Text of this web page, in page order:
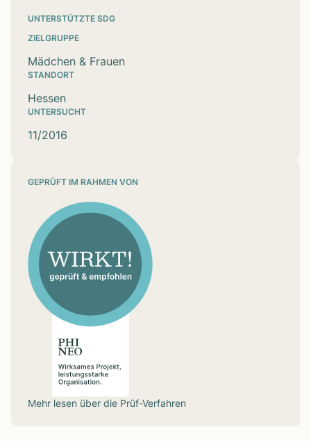
UNTERSTÜTZTE SDG
ZIELGRUPPE
Mädchen & Frauen
STANDORT
Hessen
UNTERSUCHT
11/2016
GEPRÜFT IM RAHMEN VON
Mehr lesen über die Prüf-Verfahren